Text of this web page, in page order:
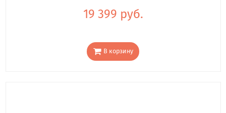
19 399 руб.
В корзину